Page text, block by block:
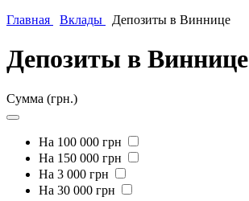
Главная
Вклады Депозиты в Виннице
Депозиты в Виннице
Сумма (грн.)
На 100 000 грн
На 150 000 грн
На 3 000 грн
На 30 000 грн